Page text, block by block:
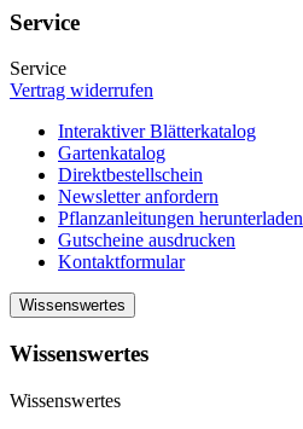
Service
Service
Vertrag widerrufen
Interaktiver Blätterkatalog
Gartenkatalog
Direktbestellschein
Newsletter anfordern
Pflanzanleitungen herunterladen
Gutscheine ausdrucken
Kontaktformular
Wissenswertes
Wissenswertes
Wissenswertes